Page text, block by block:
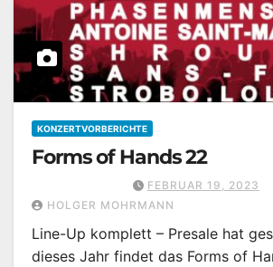
KONZERTVORBERICHTE
Forms of Hands 22
FEBRUAR 19, 2023
HOLGER MOHRMANN
Line-Up komplett – Presale hat
dieses Jahr findet das Forms of